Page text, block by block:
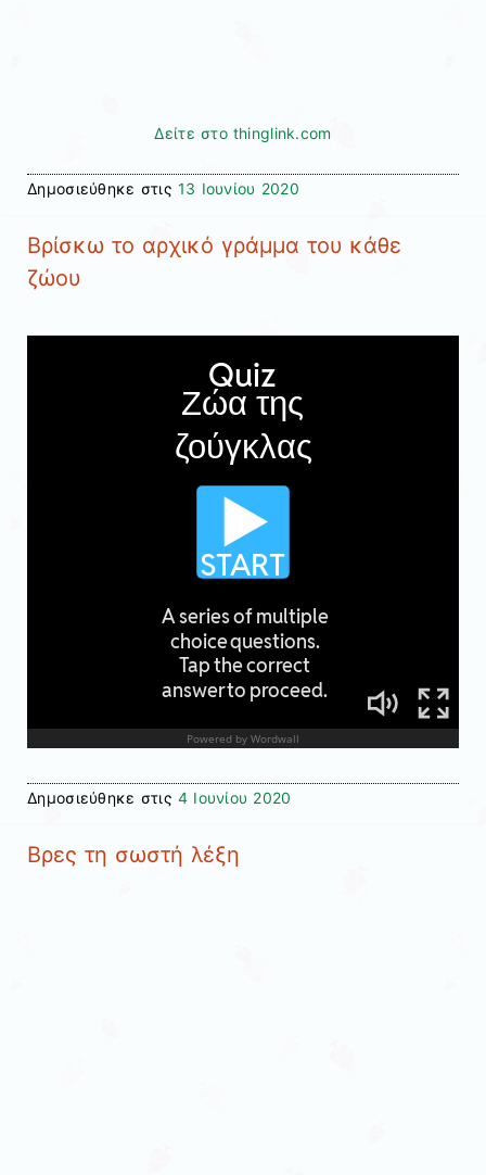
Δείτε στο thinglink.com
Δημοσιεύθηκε στις 13 Ιουνίου 2020
Βρίσκω το αρχικό γράμμα του κάθε
ζώου
Δημοσιεύθηκε στις 4 Ιουνίου 2020
Βρες τη σωστή λέξη